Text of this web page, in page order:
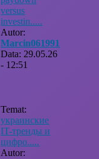
versus
investin.....
Autor:
Marcin061991
Data: 29.05.26
- 12:51
Temat:
украинские
IT-тренды и
цифро.....
Autor: